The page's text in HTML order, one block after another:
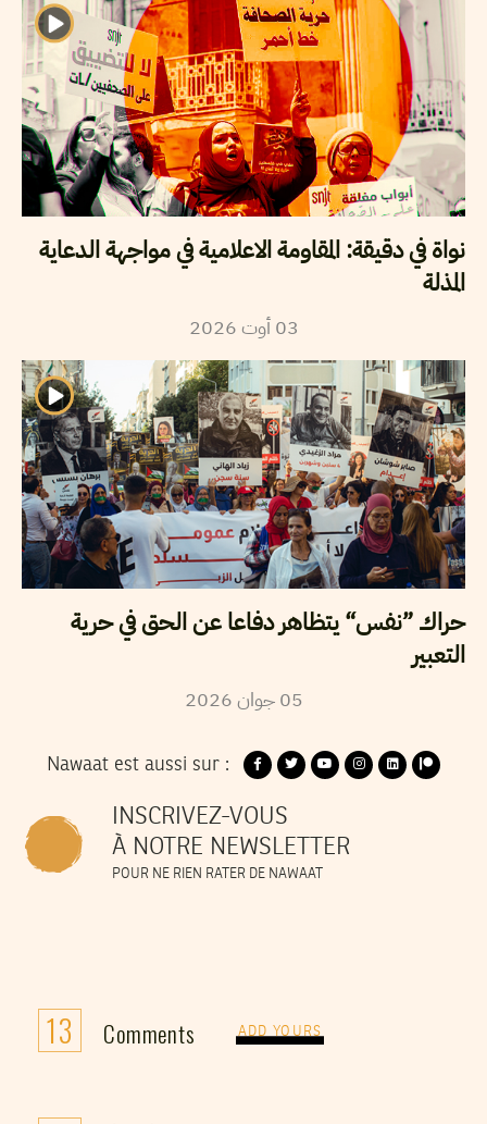
نواة في دقيقة: المقاومة الاعلامية في مواجهة الدعاية
المذلة
03 أوت2026
حراك ”نفس“ يتظاهر دفاعا عن الحق في حرية
التعبير
05 جوان2026
Nawaat est aussi sur :
INSCRIVEZ-VOUS
À NOTRE NEWSLETTER
POUR NE RIEN RATER DE NAWAAT
13 Comments ADD YOURS